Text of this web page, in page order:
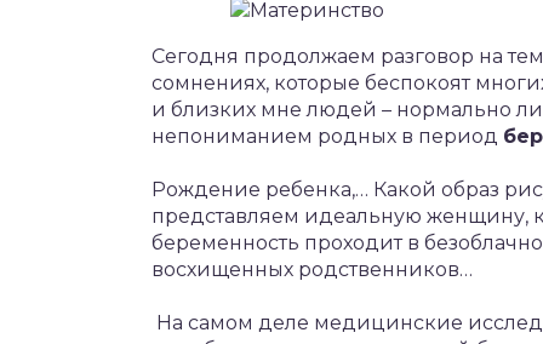
Сегодня продолжаем разговор на
сомнениях, которые беспокоят
и близких мне людей – нормально
непониманием родных в период
Рождение ребенка,… Какой образ
представляем идеальную женщину,
беременность проходит в
восхищенных родственников…
На самом деле медицинские